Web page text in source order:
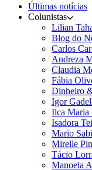
Últimas notícias
Colunistas
Lilian
Blog do
Carlos
Andreza
Claudia
Fábia
Dinheiro
Igor
Ilca Maria
Isadora
Mario
Mirelle
Tácio
Manoela